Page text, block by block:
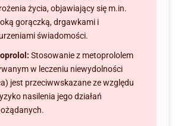
życia, objawiający się m.in.
gorączką, drgawkami i
świadomości.
Stosowanie z metoprololem
w leczeniu niewydolności
jest przeciwwskazane ze względu
nasilenia jego działań